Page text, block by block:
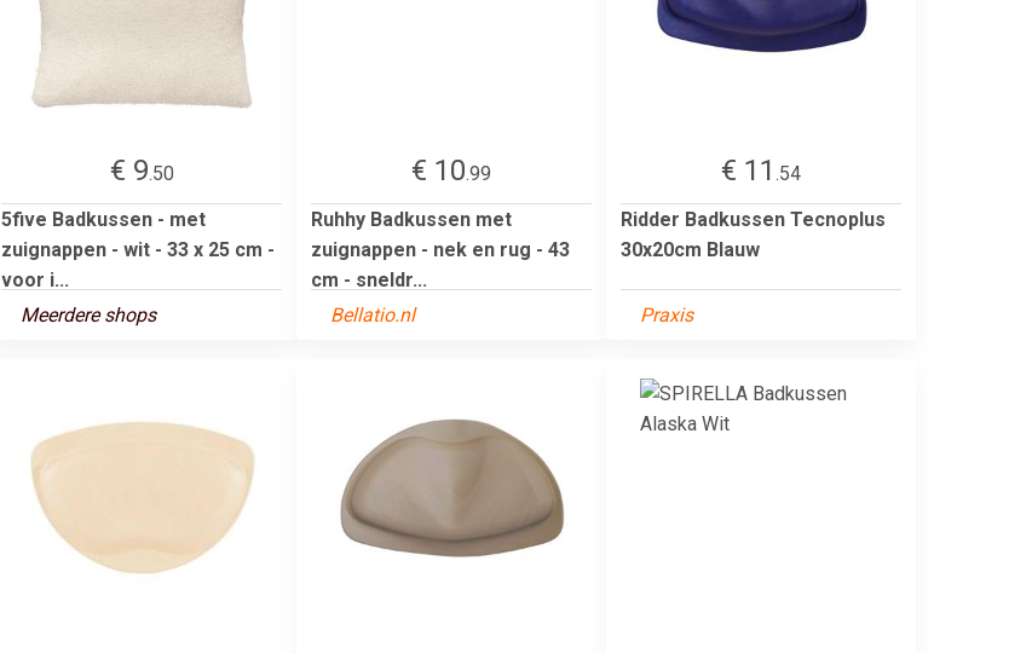
€ 9.50
5five Badkussen - met
zuignappen - wit - 33 x 25 cm -
voor i...
Meerdere shops
€ 10.99
Ruhhy Badkussen met
zuignappen - nek en rug - 43
cm - sneldr...
Bellatio.nl
€ 11 .54
Ridder Badkussen Tecnoplus
30x20cm Blauw
Praxis